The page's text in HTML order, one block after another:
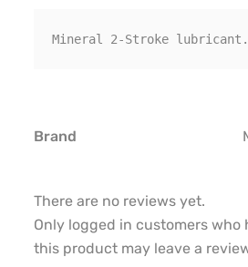
Mineral 2-Stroke
Brand
There are no reviews yet.
Only logged in customers who
this product may leave a